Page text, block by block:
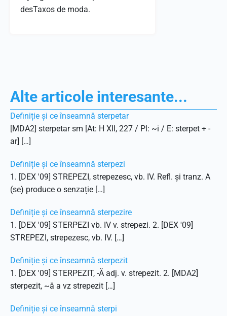
desTaxos de moda.
Alte articole interesante...
Definiție și ce înseamnă sterpetar
[MDA2] sterpetar sm [At: H XII, 227 / Pl: ~i / E: sterpet + -
ar] […]
Definiție și ce înseamnă sterpezi
1. [DEX '09] STREPEZI, strepezesc, vb. IV. Refl. și tranz. A
(se) produce o senzație […]
Definiție și ce înseamnă sterpezire
1. [DEX '09] STERPEZI vb. IV v. strepezi. 2. [DEX '09]
STREPEZI, strepezesc, vb. IV. […]
Definiție și ce înseamnă sterpezit
1. [DEX '09] STERPEZIT, -Ă adj. v. strepezit. 2. [MDA2]
sterpezit, ~ă a vz strepezit […]
Definiție și ce înseamnă sterpi